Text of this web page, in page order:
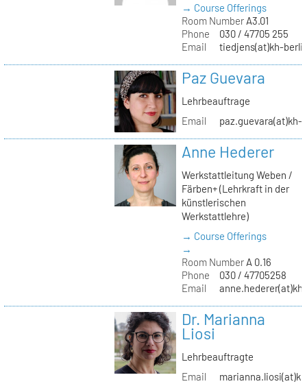
→ Course Offerings
Room NumberA3.01
Phone
030 / 47705 255
Email
tiedjens(at)kh-
Paz Guevara
Lehrbeauftrage
Email
paz.guevara(at)kh-
Anne Hederer
Werkstattleitung Weben /
Färben+ (Lehrkraft in der
künstlerischen
Werkstattlehre)
→ Course Offerings
→
Room NumberA 0.16
Phone
030 / 47705258
Email
Dr. Marianna
Liosi
Lehrbeauftragte
Email